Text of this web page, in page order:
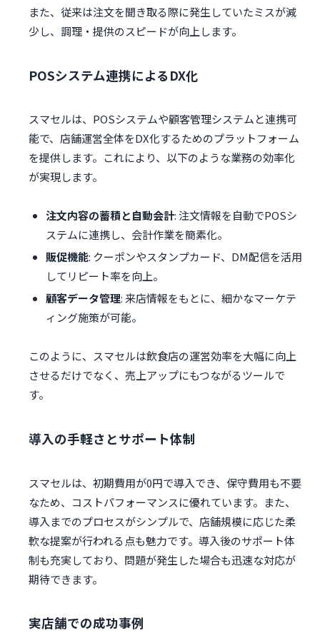
また、従来は注文を聞き取る際に発生していたミスが減
少し、調理・提供のスピードが向上します。
POSシステム連携によるDX化
スマセルは、POSシステムや顧客管理システムと連携可
能で、店舗運営全体をDX化するためのプラットフォーム
を提供します。これにより、以下のような業務の効率化
が実現します。
注文内容の蓄積と自動会計: 注文情報を自動でPOSシ
ステムに連携し、会計作業を簡素化。
販促機能: クーポンやスタンプカード、DM配信を活用
してリピート率を向上。
顧客データ管理: 来店情報をもとに、細かなマーケテ
ィング施策が可能。
このように、スマセルは飲食店の運営効率を大幅に向上
させるだけでなく、売上アップにもつながるツールで
す。
導入の手軽さとサポート体制
スマセルは、初期費用が0円で導入でき、保守費用も不要
なため、コストパフォーマンスに優れています。また、
導入までのプロセスがシンプルで、店舗規模に応じた柔
軟な提案が行われる点も魅力です。導入後のサポート体
制も充実しており、問題が発生した場合も迅速な対応が
期待できます。
実店舗での成功事例